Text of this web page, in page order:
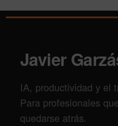
Javier
IA, productividad y el
Para profesionales
quedarse atrás.